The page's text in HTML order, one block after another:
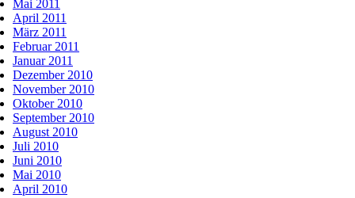
Mai 2011
April 2011
März 2011
Februar 2011
Januar 2011
Dezember 2010
November 2010
Oktober 2010
September 2010
August 2010
Juli 2010
Juni 2010
Mai 2010
April 2010